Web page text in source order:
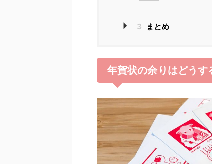
3 まとめ
年賀状の余りはどう